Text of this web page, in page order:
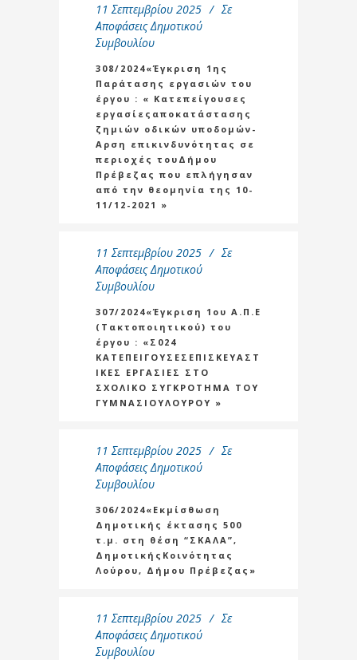
11 Σεπτεμβρίου 2025
Σε
Αποφάσεις Δημοτικού
Συμβουλίου
308/2024«Έγκριση 1ης
Παράτασης εργασιών του
έργου : « Κατεπείγουσες
εργασίεςαποκατάστασης
ζημιών οδικών υποδομών-
Αρση επικινδυνότητας σε
περιοχές τουΔήμου
Πρέβεζας που επλήγησαν
από την θεομηνία της 10-
11/12-2021 »
11 Σεπτεμβρίου 2025
Σε
Αποφάσεις Δημοτικού
Συμβουλίου
307/2024«Έγκριση 1ου Α.Π.Ε
(Τακτοποιητικού) του
έργου : «Σ024
ΚΑΤΕΠΕΙΓΟΥΣΕΣΕΠΙΣΚΕΥΑΣΤ
ΙΚΕΣ ΕΡΓΑΣΙΕΣ ΣΤΟ
ΣΧΟΛΙΚΟ ΣΥΓΚΡΟΤΗΜΑ ΤΟΥ
ΓΥΜΝΑΣΙΟΥΛΟΥΡΟΥ »
11 Σεπτεμβρίου 2025
Σε
Αποφάσεις Δημοτικού
Συμβουλίου
306/2024«Εκμίσθωση
Δημοτικής έκτασης 500
τ.μ. στη θέση “ΣΚΑΛΑ”,
ΔημοτικήςΚοινότητας
Λούρου, Δήμου Πρέβεζας»
11 Σεπτεμβρίου 2025
Σε
Αποφάσεις Δημοτικού
Συμβουλίου